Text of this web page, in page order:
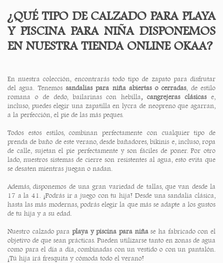
¿QUÉ TIPO DE CALZADO PARA PLAYA
Y PISCINA PARA NIÑA DISPONEMOS
EN NUESTRA TIENDA ONLINE OKAA?
En nuestra colección, encontrarás todo tipo de zapato para disfrutar
del agua. Tenemos sandalias para niña abiertas o cerradas, de estilo
romana o de dedo, bailarinas con hebilla, cangrejeras clásicase,
incluso, puedes elegir una zapatilla en lycra de neopreno que agarran,
a la perfección, el pie de las más peques.
Todos estos estilos, combinan perfectamente con cualquier tipo de
prenda de baño de este verano, desde bañadores, bikinis e, incluso, ropa
de calle, sujetan el pie perfectamente y son fáciles de poner. Por otro
lado, nuestros sistemas de cierre son resistentes al agua, esto evita que
se desaten mientras juegan o nadan.
Además, disponemos de una gran variedad de tallas, que van desde la
17 a la 41. ¡Podrás ir a juego con tu hija! Desde una sandalia clásica,
hasta las más modernas, podrás elegir la que más se adapte a los gustos
de tu hija y a su edad.
Nuestro calzado para playa y piscina para niñase ha fabricado con el
objetivo de que sean prácticas. Pueden utilizarse tanto en zonas de agua
como para el día a día, combinadas con un vestido o con un pantalón.
¡Tú hija irá fresquita y cómoda todo el verano!